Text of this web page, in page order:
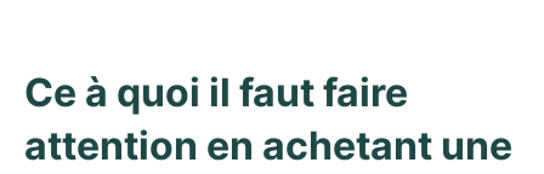
Ce à quoi il faut faire
attention en achetant une